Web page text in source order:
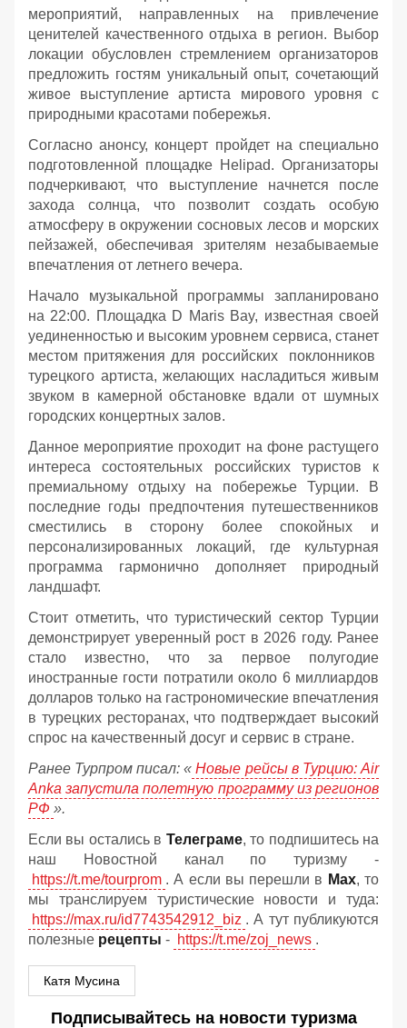
мероприятий, направленных на привлечение
ценителей качественного отдыха в регион. Выбор
локации обусловлен стремлением организаторов
предложить гостям уникальный опыт, сочетающий
живое выступление артиста мирового уровня с
природными красотами побережья.
Согласно анонсу, концерт пройдет на специально
подготовленной площадке Helipad. Организаторы
подчеркивают, что выступление начнется после
захода солнца, что позволит создать особую
атмосферу в окружении сосновых лесов и морских
пейзажей, обеспечивая зрителям незабываемые
впечатления от летнего вечера.
Начало музыкальной программы запланировано
на 22:00. Площадка D Maris Bay, известная своей
уединенностью и высоким уровнем сервиса, станет
местом притяжения для российских поклонников
турецкого артиста, желающих насладиться живым
звуком в камерной обстановке вдали от шумных
городских концертных залов.
Данное мероприятие проходит на фоне растущего
интереса состоятельных российских туристов к
премиальному отдыху на побережье Турции. В
последние годы предпочтения путешественников
сместились в сторону более спокойных и
персонализированных локаций, где культурная
программа гармонично дополняет природный
ландшафт.
Стоит отметить, что туристический сектор Турции
демонстрирует уверенный рост в 2026 году. Ранее
стало известно, что за первое полугодие
иностранные гости потратили около 6 миллиардов
долларов только на гастрономические впечатления
в турецких ресторанах, что подтверждает высокий
спрос на качественный досуг и сервис в стране.
Ранее Турпром писал: « Новые рейсы в Турцию: Air
Anka запустила полетную программу из регионов
РФ ».
Если вы остались в Телеграме, то подпишитесь на
наш Новостной канал по туризму -
https://t.me/tourprom . А если вы перешли в Мах, то
мы транслируем туристические новости и туда:
https://max.ru/id7743542912_biz . А тут публикуются
полезные рецепты - https://t.me/zoj_news .
Катя Мусина
Подписывайтесь на новости туризма